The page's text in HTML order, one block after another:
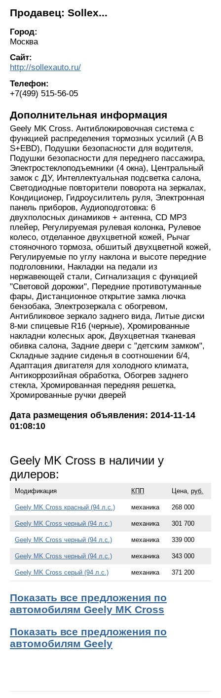
Продавец: Sollex...
Город:
Москва
Сайт:
http://sollexauto.ru/
Телефон:
+7(499) 515-56-05
Дополнительная информация
Geely MK Cross. Антиблокировочная система с
функцией распределения тормозных усилий (A B
S+EBD), Подушки безопасности для водителя,
Подушки безопасности для переднего пассажира,
Электростеклоподъемники (4 окна), Центральный
замок с ДУ, Интеллектуальная подсветка салона,
Светодиодные повторители поворота на зеркалах,
Кондиционер, Гидроусилитель руля, Электронная
панель приборов, Аудиоподготовка: 6
двухполосных динамиков + антенна, CD MP3
плейер, Регулируемая рулевая колонка, Рулевое
колесо, отделанное двухцветной кожей, Рычаг
стояночного тормоза, обшитый двухцветной кожей,
Регулируемые по углу наклона и высоте передние
подголовники, Накладки на педали из
нержавеющей стали, Сигнализация с функцией
"Световой дорожки", Передние противотуманные
фары, Дистанционное открытие замка лючка
бензобака, Электрозеркала с обогревом,
Антибликовое зеркало заднего вида, Литые диски
8-ми спицевые R16 (черные), Хромированные
накладни колесных арок, Двухцветная тканевая
обивка салона, Задние двери с "детским замком",
Складные задние сиденья в соотношении 6/4,
Адаптация двигателя для холодного климата,
Антикоррозийная обработка, Обогрев заднего
стекла, Хромированная передняя решетка,
Хромированные ручки дверей
Дата размещения объявления: 2014-11-14
01:08:10
Geely MK Cross в наличии у
дилеров:
Модификация КПП Цена, руб.
Geely MK Cross красный (94 л.с.) механика 268 000
Geely MK Cross черный (94 л.с.) механика 301 700
Geely MK Cross черный (94 л.с.) механика 339 000
Geely MK Cross черный (94 л.с.) механика 343 000
Geely MK Cross серый (94 л.с.) механика 371 200
Показать все предложения по
автомобилям Geely MK Cross
Показать все предложения по
автомобилям Geely